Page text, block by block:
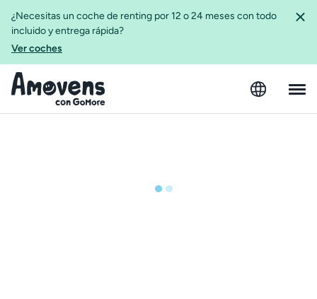
¿Necesitas un coche de renting por 12 o 24 meses con todo
incluido y entrega rápida?
Ver coches